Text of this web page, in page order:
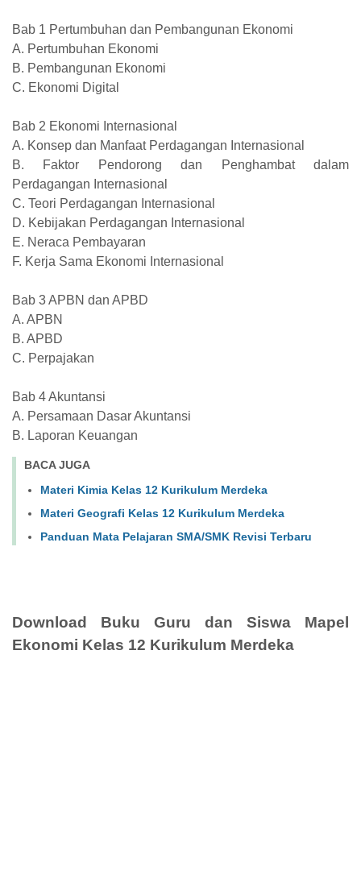
Bab 1 Pertumbuhan dan Pembangunan Ekonomi
A. Pertumbuhan Ekonomi
B. Pembangunan Ekonomi
C. Ekonomi Digital
Bab 2 Ekonomi Internasional
A. Konsep dan Manfaat Perdagangan Internasional
B. Faktor Pendorong dan Penghambat dalam
Perdagangan Internasional
C. Teori Perdagangan Internasional
D. Kebijakan Perdagangan Internasional
E. Neraca Pembayaran
F. Kerja Sama Ekonomi Internasional
Bab 3 APBN dan APBD
A. APBN
B. APBD
C. Perpajakan
Bab 4 Akuntansi
A. Persamaan Dasar Akuntansi
B. Laporan Keuangan
BACA JUGA
Materi Kimia Kelas 12 Kurikulum Merdeka
Materi Geografi Kelas 12 Kurikulum Merdeka
Panduan Mata Pelajaran SMA/SMK Revisi Terbaru
Download Buku Guru dan Siswa Mapel
Ekonomi Kelas 12 Kurikulum Merdeka